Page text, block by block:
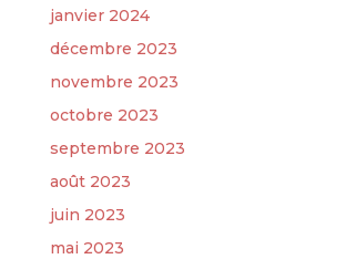
janvier 2024
décembre 2023
novembre 2023
octobre 2023
septembre 2023
août 2023
juin 2023
mai 2023